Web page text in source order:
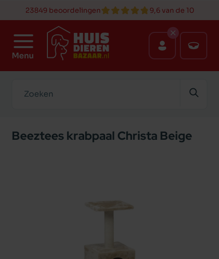
23849 beoordelingen 9,6 van de 10
Menu
Beeztees krabpaal Christa Beige